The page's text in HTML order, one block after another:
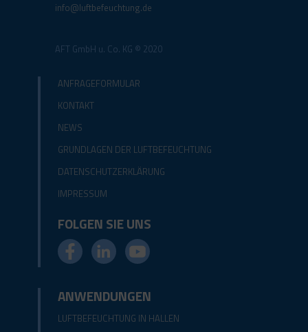
info@luftbefeuchtung.de
AFT GmbH u. Co. KG © 2020
ANFRAGEFORMULAR
KONTAKT
NEWS
GRUNDLAGEN DER LUFTBEFEUCHTUNG
DATENSCHUTZERKLÄRUNG
IMPRESSUM
FOLGEN SIE UNS
ANWENDUNGEN
LUFTBEFEUCHTUNG IN HALLEN